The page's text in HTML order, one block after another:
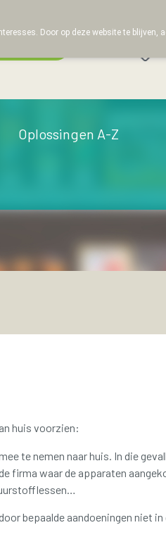
Oplossingen A-Z
huis voorzien:
te nemen naar huis. In die
firma waar de apparaten
bepaalde aandoeningen niet in
Door op deze website te blijven,